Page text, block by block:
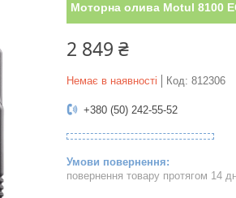
Моторна олива Motul 8100
2 849 ₴
Немає в наявності Код: 812306
+380 (50) 242-55-52
повернення товару протягом 14